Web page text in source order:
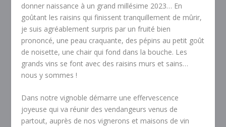
donner naissance à un grand millésime 2023… En
goûtant les raisins qui finissent tranquillement de mûrir,
je suis agréablement surpris par un fruité bien
prononcé, une peau craquante, des pépins au petit goût
de noisette, une chair qui fond dans la bouche. Les
grands vins se font avec des raisins murs et sains…
nous y sommes !
Dans notre vignoble démarre une effervescence
joyeuse qui va réunir des vendangeurs venus de
partout, auprès de nos vignerons et maisons de vin